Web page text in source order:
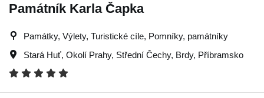
Památník Karla Čapka
Památky, Výlety, Turistické cíle, Pomníky, památníky
Stará Huť, Okolí Prahy, Střední Čechy, Brdy, Příbramsko